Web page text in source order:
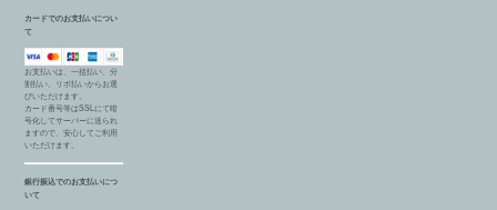
カードでのお支払いについ
て
お支払いは、一括払い、分
割払い、リボ払いからお選
びいただけます。
カード番号等はSSLにて暗
号化してサーバーに送られ
ますので、安心してご利用
いただけます。
銀行振込でのお支払いにつ
いて